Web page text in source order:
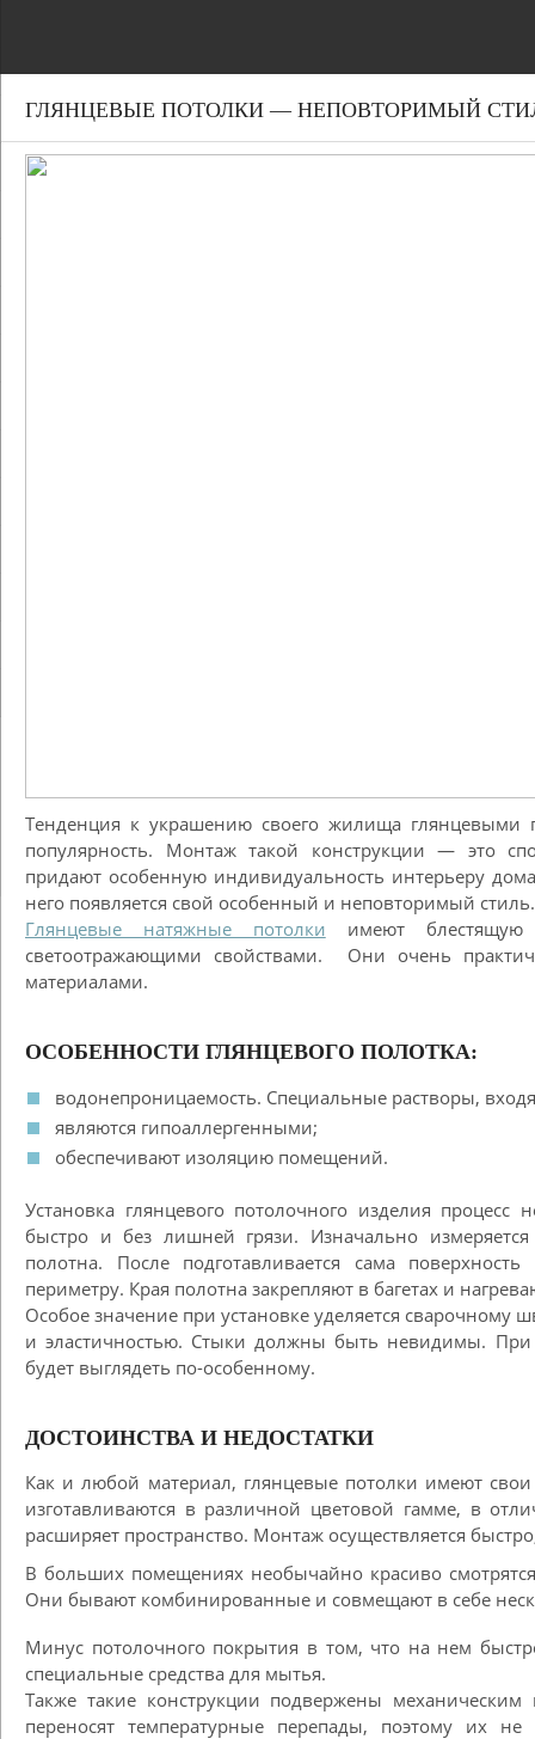
ГЛЯНЦЕВЫЕ ПОТОЛКИ — НЕПОВТОРИМЫЙ
Тенденция к украшению своего жилища
популярность. Монтаж такой конструкции — это
придают особенную индивидуальность интерьеру
него появляется свой особенный и неповторимый стиль.
Глянцевые натяжные потолки имеют блестящую
светоотражающими свойствами. Они очень
материалами.
ОСОБЕННОСТИ ГЛЯНЦЕВОГО ПОЛОТКА:
водонепроницаемость. Специальные растворы,
являются гипоаллергенными;
обеспечивают изоляцию помещений.
Установка глянцевого потолочного изделия
быстро и без лишней грязи. Изначально
полотна. После подготавливается сама
периметру. Края полотна закрепляют в багетах и
Особое значение при установке уделяется
и эластичностью. Стыки должны быть невидимы. При
будет выглядеть по-особенному.
ДОСТОИНСТВА И НЕДОСТАТКИ
Как и любой материал, глянцевые потолки имеют
изготавливаются в различной цветовой гамме, в
расширяет пространство. Монтаж осуществляется
В больших помещениях необычайно красиво
Они бывают комбинированные и совмещают в себе
Минус потолочного покрытия в том, что на нем
специальные средства для мытья.
Также такие конструкции подвержены
переносят температурные перепады, поэтому их не